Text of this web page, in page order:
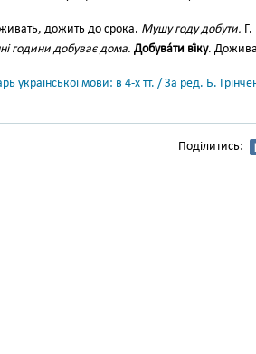
дожить до срока. Мушу году добути.
години добуває дома. Добува́ти ві́ку.
української мови: в 4-х тт. / За ред. Б.
Поділитись: